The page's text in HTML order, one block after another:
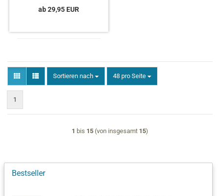
ab 29,95 EUR
Sortieren nach
Sortieren nach 48 pro Seite
pro Seite
1
1 bis 15 (von insgesamt 15)
Bestseller